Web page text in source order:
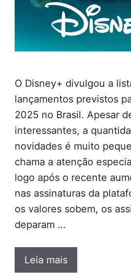
O Disney+ divulgou a
lançamentos previstos
2025 no Brasil. Apesar
interessantes, a
novidades é muito
chama a atenção
logo após o recente
nas assinaturas da
os valores sobem, os
deparam …
Leia mais